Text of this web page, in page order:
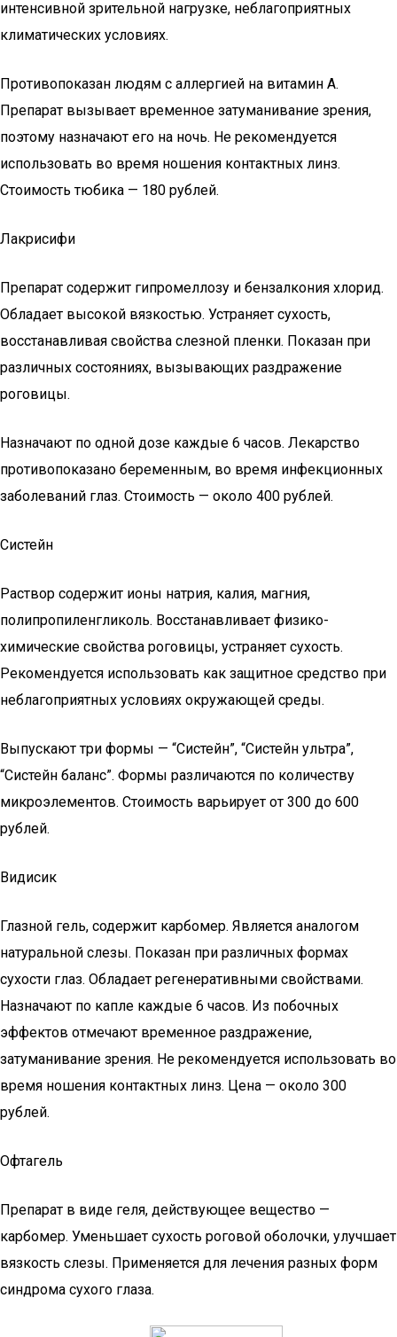
интенсивной зрительной нагрузке, неблагоприятных
климатических условиях.
Противопоказан людям с аллергией на витамин А.
Препарат вызывает временное затуманивание зрения,
поэтому назначают его на ночь. Не рекомендуется
использовать во время ношения контактных линз.
Стоимость тюбика — 180 рублей.
Лакрисифи
Препарат содержит гипромеллозу и бензалкония хлорид.
Обладает высокой вязкостью. Устраняет сухость,
восстанавливая свойства слезной пленки. Показан при
различных состояниях, вызывающих раздражение
роговицы.
Назначают по одной дозе каждые 6 часов. Лекарство
противопоказано беременным, во время инфекционных
заболеваний глаз. Стоимость — около 400 рублей.
Систейн
Раствор содержит ионы натрия, калия, магния,
полипропиленгликоль. Восстанавливает физико-
химические свойства роговицы, устраняет сухость.
Рекомендуется использовать как защитное средство при
неблагоприятных условиях окружающей среды.
Выпускают три формы — “Систейн”, “Систейн ультра”,
“Систейн баланс”. Формы различаются по количеству
микроэлементов. Стоимость варьирует от 300 до 600
рублей.
Видисик
Глазной гель, содержит карбомер. Является аналогом
натуральной слезы. Показан при различных формах
сухости глаз. Обладает регенеративными свойствами.
Назначают по капле каждые 6 часов. Из побочных
эффектов отмечают временное раздражение,
затуманивание зрения. Не рекомендуется использовать во
время ношения контактных линз. Цена — около 300
рублей.
Офтагель
Препарат в виде геля, действующее вещество —
карбомер. Уменьшает сухость роговой оболочки, улучшает
вязкость слезы. Применяется для лечения разных форм
синдрома сухого глаза.